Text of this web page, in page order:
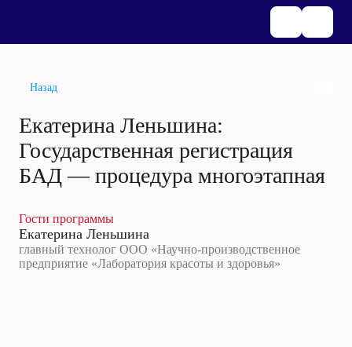
Назад
Екатерина Леньшина:
Государственная регистрация
БАД — процедура многоэтапная
Гости программы
Екатерина Леньшина
главный технолог ООО «Научно-производственное
предприятие «Лаборатория красоты и здоровья»